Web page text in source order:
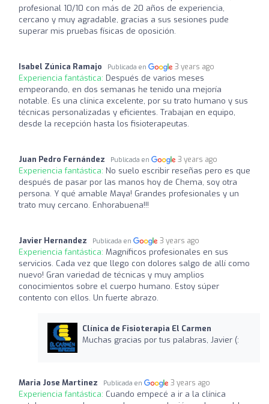
profesional 10/10 con más de 20 años de experiencia,
cercano y muy agradable, gracias a sus sesiones pude
superar mis pruebas físicas de oposición.
Isabel Zúnica Ramajo Publicada en 3 years ago
Experiencia fantástica: Después de varios meses
empeorando, en dos semanas he tenido una mejoría
notable. Es una clínica excelente, por su trato humano y sus
técnicas personalizadas y eficientes. Trabajan en equipo,
desde la recepción hasta los fisioterapeutas.
Juan Pedro Fernández Publicada en 3 years ago
Experiencia fantástica: No suelo escribir reseñas pero es que
después de pasar por las manos hoy de Chema, soy otra
persona. Y qué amable Maya! Grandes profesionales y un
trato muy cercano. Enhorabuena!!!
Javier Hernandez Publicada en 3 years ago
Experiencia fantástica: Magníficos profesionales en sus
servicios. Cada vez que llego con dolores salgo de allí como
nuevo! Gran variedad de técnicas y muy amplios
conocimientos sobre el cuerpo humano. Estoy súper
contento con ellos. Un fuerte abrazo.
Clínica de Fisioterapia El Carmen
Muchas gracias por tus palabras, Javier (:
Maria Jose Martinez Publicada en 3 years ago
Experiencia fantástica: Cuando empecé a ir a la clínica